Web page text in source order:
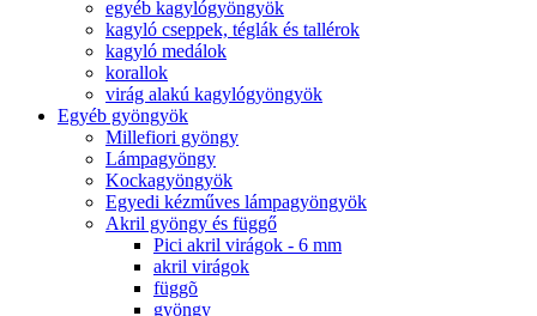
egyéb kagylógyöngyök
kagyló cseppek, téglák és tallérok
kagyló medálok
korallok
virág alakú kagylógyöngyök
Egyéb gyöngyök
Millefiori gyöngy
Lámpagyöngy
Kockagyöngyök
Egyedi kézműves lámpagyöngyök
Akril gyöngy és függő
Pici akril virágok - 6 mm
akril virágok
függõ
gyöngy